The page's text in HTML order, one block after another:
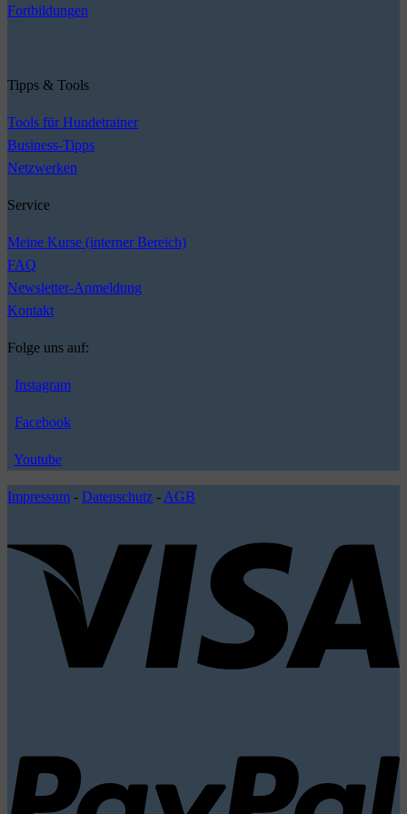
Fortbildungen
Tipps & Tools
Tools für Hundetrainer
Business-Tipps
Netzwerken
Service
Meine Kurse (interner Bereich)
FAQ
Newsletter-Anmeldung
Kontakt
Folge uns auf:
Instagram
Facebook
Youtube
Impressum - Datenschutz - AGB